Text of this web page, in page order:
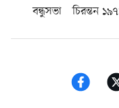
বন্ধুসভা
চিরন্তন